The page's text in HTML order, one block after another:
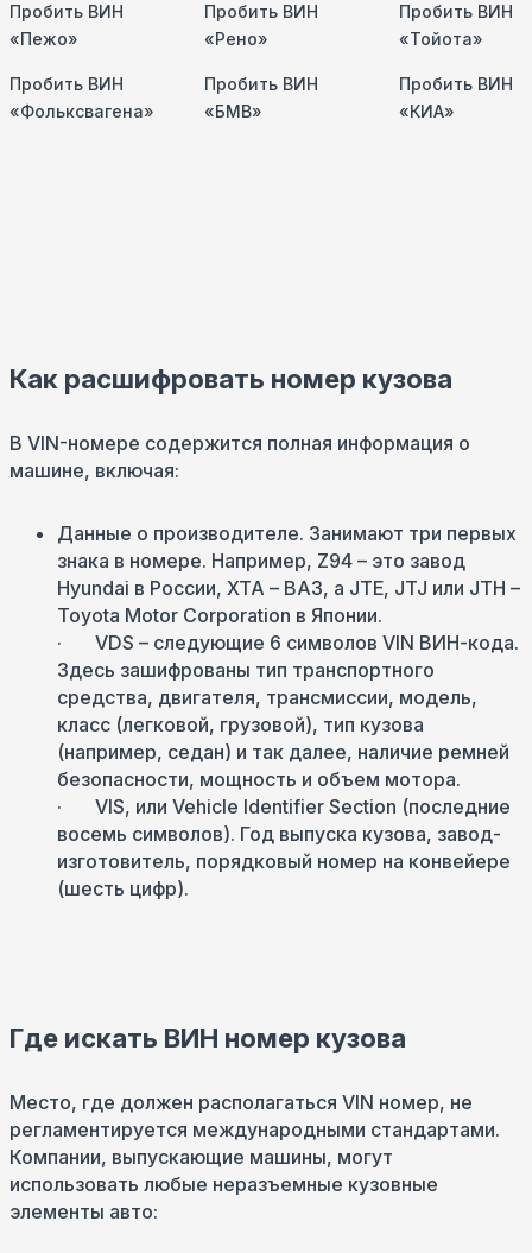
Пробить ВИН
«Пежо»
Пробить ВИН
«Рено»
Пробить ВИН
«Тойота»
Пробить ВИН
«Фольксвагена»
Пробить ВИН
«БМВ»
Пробить ВИН
«КИА»
Как расшифровать номер кузова
В VIN-номере содержится полная информация о
машине, включая:
Данные о производителе. Занимают три первых
знака в номере. Например, Z94 – это завод
Hyundai в России, XTA – ВАЗ, а JTE, JTJ или JTН –
Toyota Motor Corporation в Японии.
· VDS – следующие 6 символов VIN ВИН-кода.
Здесь зашифрованы тип транспортного
средства, двигателя, трансмиссии, модель,
класс (легковой, грузовой), тип кузова
(например, седан) и так далее, наличие ремней
безопасности, мощность и объем мотора.
· VIS, или Vehicle Identifier Section (последние
восемь символов). Год выпуска кузова, завод-
изготовитель, порядковый номер на конвейере
(шесть цифр).
Где искать ВИН номер кузова
Место, где должен располагаться VIN номер, не
регламентируется международными стандартами.
Компании, выпускающие машины, могут
использовать любые неразъемные кузовные
элементы авто: